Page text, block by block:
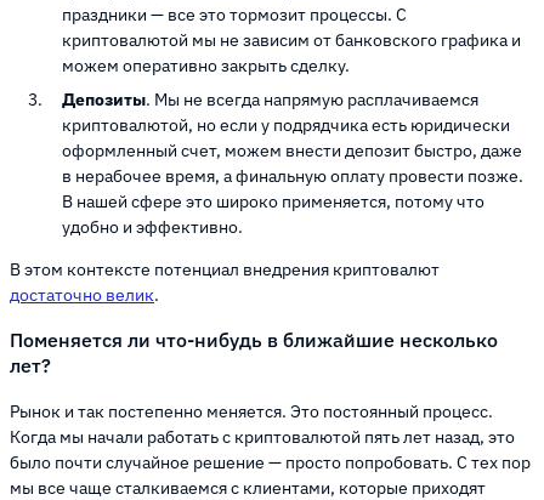
праздники — все это тормозит процессы. С
криптовалютой мы не зависим от банковского графика и
можем оперативно закрыть сделку.
Депозиты. Мы не всегда напрямую расплачиваемся
криптовалютой, но если у подрядчика есть юридически
оформленный счет, можем внести депозит быстро, даже
в нерабочее время, а финальную оплату провести позже.
В нашей сфере это широко применяется, потому что
удобно и эффективно.
В этом контексте потенциал внедрения криптовалют
достаточно велик.
Поменяется ли что-нибудь в ближайшие несколько
лет?
Рынок и так постепенно меняется. Это постоянный процесс.
Когда мы начали работать с криптовалютой пять лет назад, это
было почти случайное решение — просто попробовать. С тех пор
мы все чаще сталкиваемся с клиентами, которые приходят